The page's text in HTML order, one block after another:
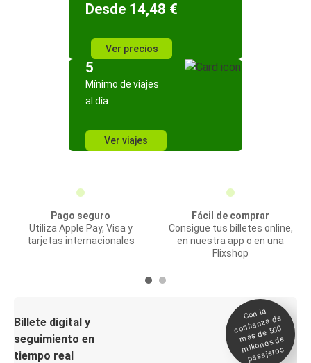
Desde 14,48 €
Ver precios
5
Mínimo de viajes
al día
Ver viajes
Pago seguro
Utiliza Apple Pay, Visa y
tarjetas internacionales
Fácil de comprar
Consigue tus billetes online,
en nuestra app o en una
Flixshop
Billete digital y
seguimiento en
tiempo real
Con la
confianza de
más de 500
millones de
pasajeros